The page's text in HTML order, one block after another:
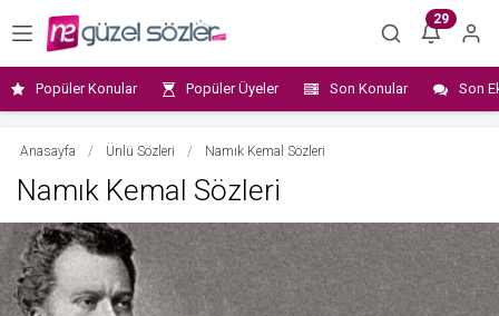
29
Popüler Konular Popüler Üyeler Son Konular Son
Anasayfa / Ünlü Sözleri / Namık Kemal Sözleri
Namık Kemal Sözleri